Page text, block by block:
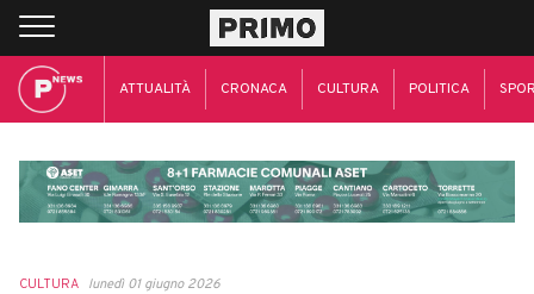
ATTUALITÀ CRONACA CULTURA POLITICA
CULTURA lunedì 01 giugno 2026